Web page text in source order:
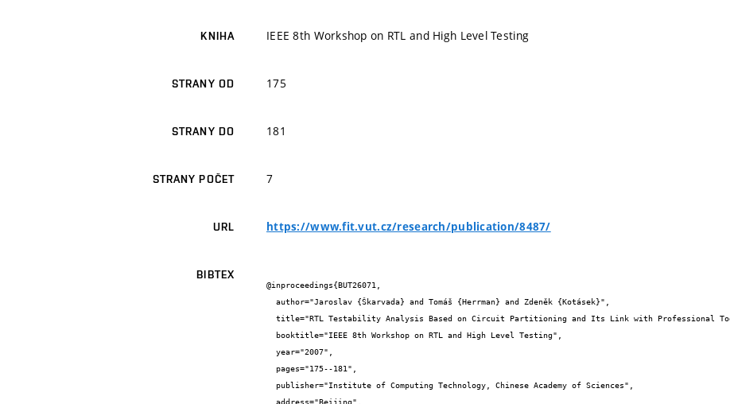
KNIHA IEEE 8th Workshop on RTL and High Level Testing
STRANY OD 175
STRANY DO 181
STRANY POČET 7
URL https://www.fit.vut.cz/research/publication/8487/
BIBTEX
@inproceedings{BUT26071,